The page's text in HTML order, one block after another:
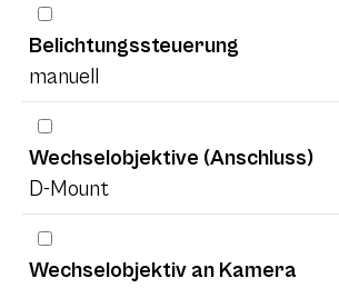
Belichtungssteuerung
manuell
Wechselobjektive (Anschluss)
D-Mount
Wechselobjektiv an Kamera